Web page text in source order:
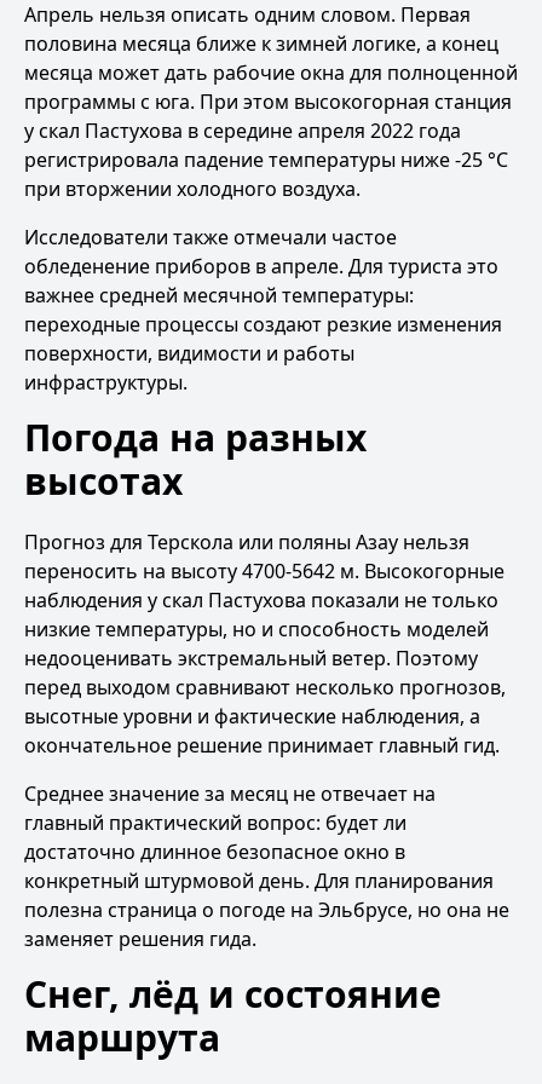
Апрель нельзя описать одним словом. Первая
половина месяца ближе к зимней логике, а конец
месяца может дать рабочие окна для полноценной
программы с юга. При этом высокогорная станция
у скал Пастухова в середине апреля 2022 года
регистрировала падение температуры ниже -25 °C
при вторжении холодного воздуха.
Исследователи также отмечали частое
обледенение приборов в апреле. Для туриста это
важнее средней месячной температуры:
переходные процессы создают резкие изменения
поверхности, видимости и работы
инфраструктуры.
Погода на разных
высотах
Прогноз для Терскола или поляны Азау нельзя
переносить на высоту 4700-5642 м. Высокогорные
наблюдения у скал Пастухова показали не только
низкие температуры, но и способность моделей
недооценивать экстремальный ветер. Поэтому
перед выходом сравнивают несколько прогнозов,
высотные уровни и фактические наблюдения, а
окончательное решение принимает главный гид.
Среднее значение за месяц не отвечает на
главный практический вопрос: будет ли
достаточно длинное безопасное окно в
конкретный штурмовой день. Для планирования
полезна страница о погоде на Эльбрусе, но она не
заменяет решения гида.
Снег, лёд и состояние
маршрута